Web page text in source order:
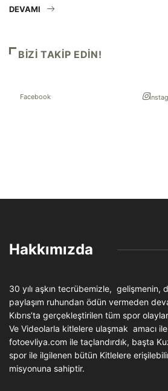
DEVAMI
BIZI TAKIP EDIN!
Facebook
Hakkımızda
30 yılı aşkın tecrübemizle, gelişmenin,
paylaşım ruhundan ödün vermeden
Kıbrıs’ta gerçekleştirilen tüm spor
Ve Videolarla kitlelere ulaşmak amacı ile
fotoevliya.com ile taçlandırdık, başta
spor ile ilgilenen bütün Kitlelere
misyonuna sahiptir.